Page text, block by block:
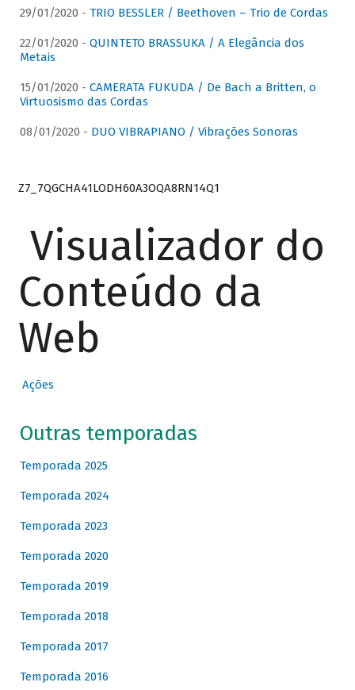
29/01/2020 - TRIO BESSLER / Beethoven – Trio de Cordas
22/01/2020 - QUINTETO BRASSUKA / A Elegância dos
Metais
15/01/2020 - CAMERATA FUKUDA / De Bach a Britten, o
Virtuosismo das Cordas
08/01/2020 - DUO VIBRAPIANO / Vibrações Sonoras
Z7_7QGCHA41LODH60A3OQA8RN14Q1
Visualizador do
Conteúdo da
Web
Ações
Outras temporadas
Temporada 2025
Temporada 2024
Temporada 2023
Temporada 2020
Temporada 2019
Temporada 2018
Temporada 2017
Temporada 2016